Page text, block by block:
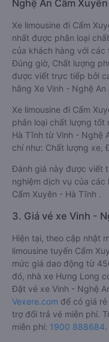
Nghệ An Cẩm
Xe limousine đi Cẩm
nhất được phân loại
của khách hàng với các
Đúng giờ, Chất lượng
được viết trực tiếp bởi
hãng Xe Vinh - Nghệ
Xe limousine đi Cẩm
phân loại chất lượng tốt
Hà Tĩnh từ Vinh - Nghệ
chí như: Chất lượng xe,
Đánh giá này được viết
nghiệm dịch vụ của các
Cẩm Xuyên - Hà Tĩnh .
3. Giá vé xe Vinh -
Hiện tại, theo cập nhật
limousine tuyến Cẩm
mức giá dao động từ
đó, nhà xe Hưng Long
Đặt vé xe Vinh - Nghệ
Vexere.com để có giá
trợ đổi trả vé miễn phí.
miễn phí: 1900 888684.